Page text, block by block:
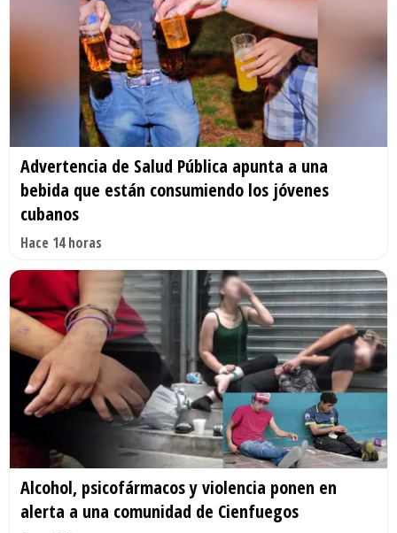
Advertencia de Salud Pública apunta a una
bebida que están consumiendo los jóvenes
cubanos
Hace 14 horas
Alcohol, psicofármacos y violencia ponen en
alerta a una comunidad de Cienfuegos